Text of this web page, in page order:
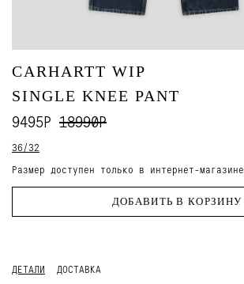
CARHARTT WIP
SINGLE KNEE PANT
9495Р 18990Р
36/32
Размер доступен только в интернет-магазине
ДОБАВИТЬ В КОРЗИНУ
ДЕТАЛИ ДОСТАВКА